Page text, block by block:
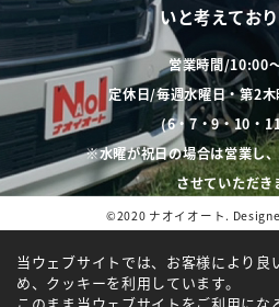
いと考えてお
営業時間/10:00
定休日/毎週水曜日・第2
(6・7・9・10・
※水曜が祝日の場合は営業し
させていただき
©2020 ナオイオート.
当ウェブサイトでは、お客様により良
め、クッキーを利用しています。
このまま当ウェブサイトをご利用にな